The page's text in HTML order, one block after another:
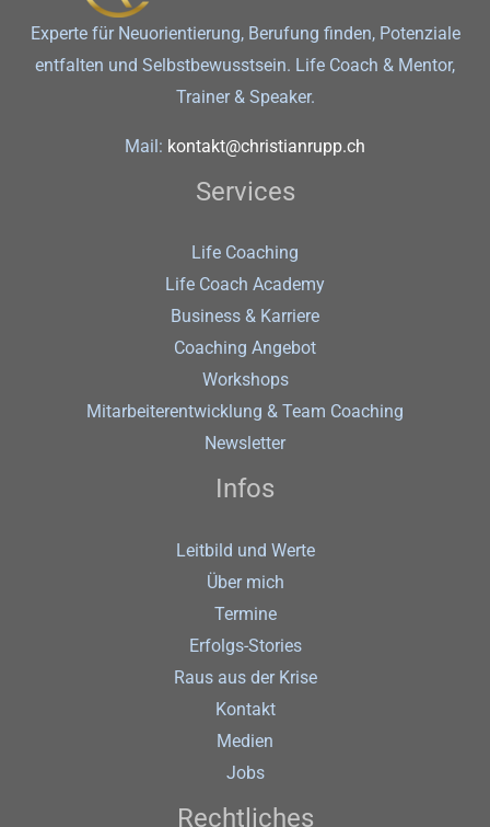
Experte für Neuorientierung, Berufung finden, Potenziale
entfalten und Selbstbewusstsein. Life Coach & Mentor,
Trainer & Speaker.
Mail: kontakt@christianrupp.ch
Services
Life Coaching
Life Coach Academy
Business & Karriere
Coaching Angebot
Workshops
Mitarbeiterentwicklung & Team Coaching
Newsletter
Infos
Leitbild und Werte
Über mich
Termine
Erfolgs-Stories
Raus aus der Krise
Kontakt
Medien
Jobs
Rechtliches